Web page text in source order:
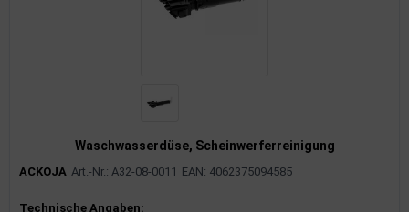
Waschwasserdüse, Scheinwerferreinigung
ACKOJA Art.-Nr.: A32-08-0011 EAN: 4062375094585
Technische Angaben: